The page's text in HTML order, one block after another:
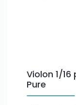
Violon 1/
Pure
Only play at
amount on your